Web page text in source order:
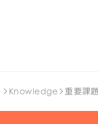
Knowledge 重要課